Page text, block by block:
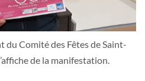
du Comité des Fêtes de Saint-
de la manifestation.